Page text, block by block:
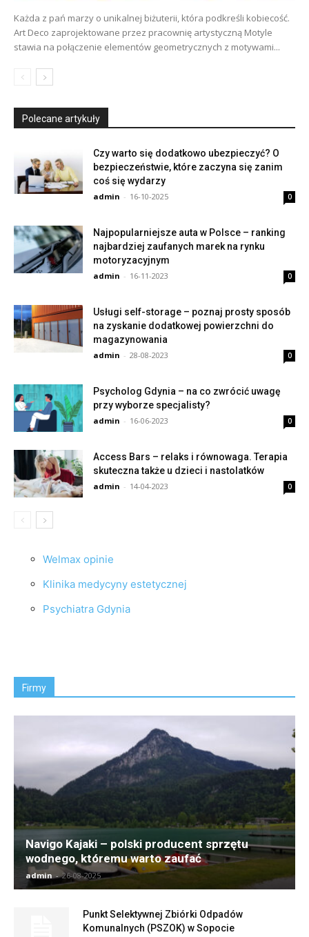
Każda z pań marzy o unikalnej biżuterii, która podkreśli kobiecość.
Art Deco zaprojektowane przez pracownię artystyczną Motyle
stawia na połączenie elementów geometrycznych z motywami...
Polecane artykuły
Czy warto się dodatkowo ubezpieczyć? O
bezpieczeństwie, które zaczyna się zanim
coś się wydarzy
admin - 16-10-2025 0
Najpopularniejsze auta w Polsce – ranking
najbardziej zaufanych marek na rynku
motoryzacyjnym
admin - 16-11-2023 0
Usługi self-storage – poznaj prosty sposób
na zyskanie dodatkowej powierzchni do
magazynowania
admin - 28-08-2023 0
Psycholog Gdynia – na co zwrócić uwagę
przy wyborze specjalisty?
admin - 16-06-2023 0
Access Bars – relaks i równowaga. Terapia
skuteczna także u dzieci i nastolatków
admin - 14-04-2023 0
Welmax opinie
Klinika medycyny estetycznej
Psychiatra Gdynia
Firmy
Navigo Kajaki – polski producent sprzętu
wodnego, któremu warto zaufać
admin - 26-08-2025
Punkt Selektywnej Zbiórki Odpadów
Komunalnych (PSZOK) w Sopocie